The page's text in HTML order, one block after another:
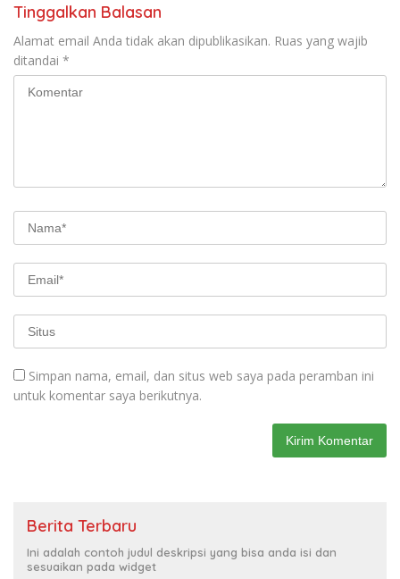
Tinggalkan Balasan
Alamat email Anda tidak akan dipublikasikan. Ruas yang wajib
ditandai *
Simpan nama, email, dan situs web saya pada peramban ini
untuk komentar saya berikutnya.
Berita Terbaru
Ini adalah contoh judul deskripsi yang bisa anda isi dan
sesuaikan pada widget